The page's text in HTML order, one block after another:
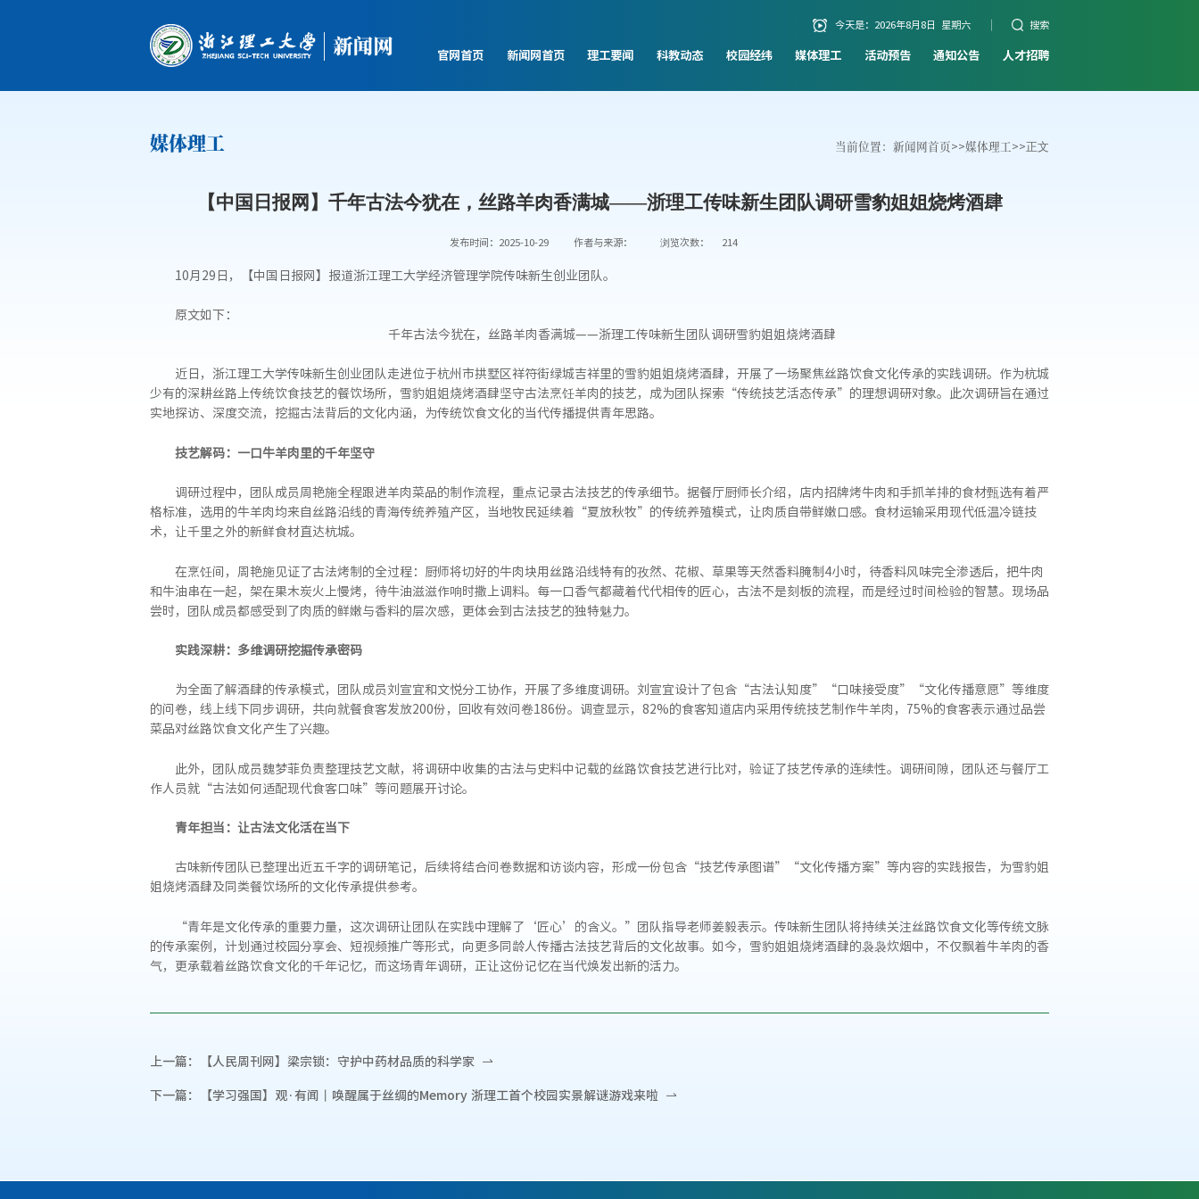
今天是： 2026年8月8日 星期六 搜索
官网首页 新闻网首页 理工要闻 科教动态 校园经纬 媒体理工 活动预告 通知公告 人才招聘
媒体理工 当前位置： 新闻网首页>>媒体理工>>正文
【中国日报网】千年古法今犹在，丝路羊肉香满城——浙理工传味新生团队调研雪豹姐姐烧烤酒肆
发布时间：2025-10-29 作者与来源： 浏览次数： 214
10月29日，【中国日报网】报道浙江理工大学经济管理学院传味新生创业团队。
原文如下：
千年古法今犹在，丝路羊肉香满城——浙理工传味新生团队调研雪豹姐姐烧烤酒肆
近日，浙江理工大学传味新生创业团队走进位于杭州市拱墅区祥符街绿城吉祥里的雪豹姐姐烧烤酒肆，开展了一场聚焦丝路饮食文化传承的实践调研。作为杭城
少有的深耕丝路上传统饮食技艺的餐饮场所，雪豹姐姐烧烤酒肆坚守古法烹饪羊肉的技艺，成为团队探索“传统技艺活态传承”的理想调研对象。此次调研旨在通过
实地探访、深度交流，挖掘古法背后的文化内涵，为传统饮食文化的当代传播提供青年思路。
技艺解码：一口牛羊肉里的千年坚守
调研过程中，团队成员周艳施全程跟进羊肉菜品的制作流程，重点记录古法技艺的传承细节。据餐厅厨师长介绍，店内招牌烤牛肉和手抓羊排的食材甄选有着严
格标准，选用的牛羊肉均来自丝路沿线的青海传统养殖产区，当地牧民延续着“夏放秋牧”的传统养殖模式，让肉质自带鲜嫩口感。食材运输采用现代低温冷链技
术，让千里之外的新鲜食材直达杭城。
在烹饪间，周艳施见证了古法烤制的全过程：厨师将切好的牛肉块用丝路沿线特有的孜然、花椒、草果等天然香料腌制4小时，待香料风味完全渗透后，把牛肉
和牛油串在一起，架在果木炭火上慢烤，待牛油滋滋作响时撒上调料。每一口香气都藏着代代相传的匠心，古法不是刻板的流程，而是经过时间检验的智慧。现场品
尝时，团队成员都感受到了肉质的鲜嫩与香料的层次感，更体会到古法技艺的独特魅力。
实践深耕：多维调研挖掘传承密码
为全面了解酒肆的传承模式，团队成员刘宣宜和文悦分工协作，开展了多维度调研。刘宣宜设计了包含“古法认知度”“口味接受度”“文化传播意愿”等维度
的问卷，线上线下同步调研，共向就餐食客发放200份，回收有效问卷186份。调查显示，82%的食客知道店内采用传统技艺制作牛羊肉，75%的食客表示通过品尝
菜品对丝路饮食文化产生了兴趣。
此外，团队成员魏梦菲负责整理技艺文献，将调研中收集的古法与史料中记载的丝路饮食技艺进行比对，验证了技艺传承的连续性。调研间隙，团队还与餐厅工
作人员就“古法如何适配现代食客口味”等问题展开讨论。
青年担当：让古法文化活在当下
古味新传团队已整理出近五千字的调研笔记，后续将结合问卷数据和访谈内容，形成一份包含“技艺传承图谱”“文化传播方案”等内容的实践报告，为雪豹姐
姐烧烤酒肆及同类餐饮场所的文化传承提供参考。
“青年是文化传承的重要力量，这次调研让团队在实践中理解了‘匠心’的含义。”团队指导老师姜毅表示。传味新生团队将持续关注丝路饮食文化等传统文脉
的传承案例，计划通过校园分享会、短视频推广等形式，向更多同龄人传播古法技艺背后的文化故事。如今，雪豹姐姐烧烤酒肆的袅袅炊烟中，不仅飘着牛羊肉的香
气，更承载着丝路饮食文化的千年记忆，而这场青年调研，正让这份记忆在当代焕发出新的活力。
上一篇：
【人民周刊网】梁宗锁：守护中药材品质的科学家
下一篇：
【学习强国】观·有闻丨唤醒属于丝绸的Memory 浙理工首个校园实景解谜游戏来啦